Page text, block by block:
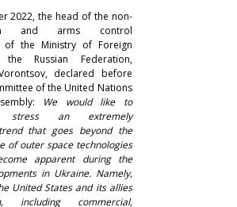
2022, the head of the non-
and arms control
of the Ministry of Foreign
Russian Federation,
declared before
of the United Nations
We would like to
stress an extremely
that goes beyond the
of outer space technologies
apparent during the
in Ukraine. Namely,
United States and its allies
including commercial,